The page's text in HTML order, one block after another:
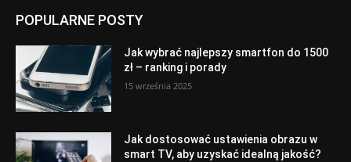
POPULARNE POSTY
Jak wybrać najlepszy smartfon do 1500
zł – ranking i porady
15 września 2025
Jak dostosować ustawienia obrazu w
smart TV, aby uzyskać idealną jakość?